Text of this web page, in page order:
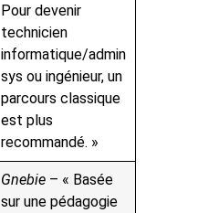
Pour devenir
technicien
informatique/admin
sys ou ingénieur, un
parcours classique
est plus
recommandé. »
Gnebie – « Basée
sur une pédagogie